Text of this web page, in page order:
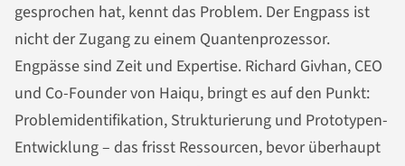
gesprochen hat, kennt das Problem. Der Engpass ist
nicht der Zugang zu einem Quantenprozessor.
Engpässe sind Zeit und Expertise. Richard Givhan, CEO
und Co-Founder von Haiqu, bringt es auf den Punkt:
Problemidentifikation, Strukturierung und Prototypen-
Entwicklung – das frisst Ressourcen, bevor überhaupt